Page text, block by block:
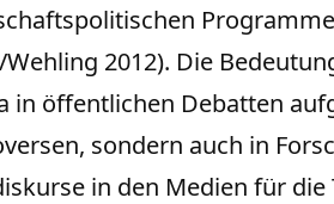
Wehling 2012). Die
in öffentlichen Debatten
sondern auch in
in den Medien für